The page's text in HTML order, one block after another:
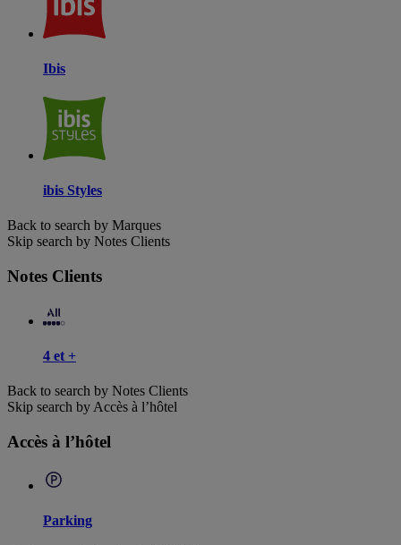
Ibis
ibis Styles
Back to search by Marques
Skip search by Notes Clients
Notes Clients
4 et +
Back to search by Notes Clients
Skip search by Accès à l’hôtel
Accès à l’hôtel
Parking